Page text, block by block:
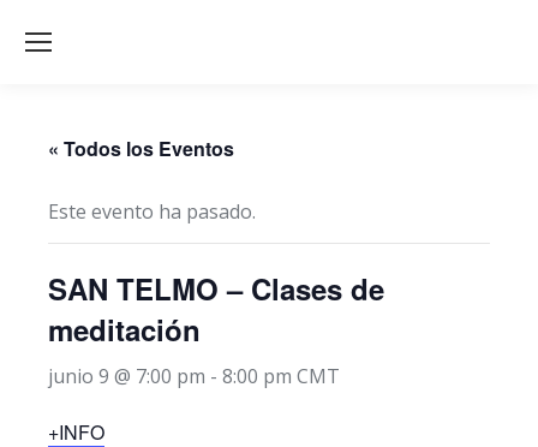
« Todos los Eventos
Este evento ha pasado.
SAN TELMO – Clases de
meditación
junio 9 @ 7:00 pm - 8:00 pm CMT
+INFO